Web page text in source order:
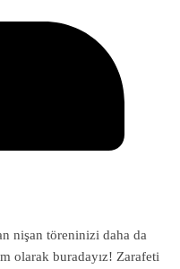
nişan töreninizi daha da
olarak buradayız! Zarafeti